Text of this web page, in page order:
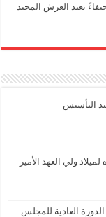
بعيد العرش المجيد
التأسيس
ولي العهد الأمير
العادية للمجلس